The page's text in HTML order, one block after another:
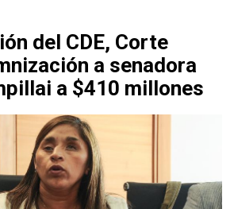
del CDE, Corte
a senadora
a $410 millones